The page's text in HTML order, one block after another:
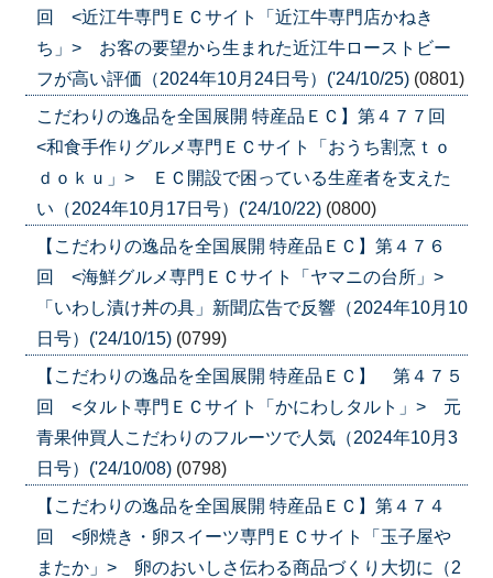
回 <近江牛専門ＥＣサイト「近江牛専門店かねき
ち」> お客の要望から生まれた近江牛ローストビー
フが高い評価（2024年10月24日号）('24/10/25) (0801)
こだわりの逸品を全国展開 特産品ＥＣ】第４７７回
<和食手作りグルメ専門ＥＣサイト「おうち割烹ｔｏ
ｄｏｋｕ」> ＥＣ開設で困っている生産者を支えた
い（2024年10月17日号）('24/10/22) (0800)
【こだわりの逸品を全国展開 特産品ＥＣ】第４７６
回 <海鮮グルメ専門ＥＣサイト「ヤマニの台所」>
「いわし漬け丼の具」新聞広告で反響（2024年10月10
日号）('24/10/15) (0799)
【こだわりの逸品を全国展開 特産品ＥＣ】 第４７５
回 <タルト専門ＥＣサイト「かにわしタルト」> 元
青果仲買人こだわりのフルーツで人気（2024年10月3
日号）('24/10/08) (0798)
【こだわりの逸品を全国展開 特産品ＥＣ】第４７４
回 <卵焼き・卵スイーツ専門ＥＣサイト「玉子屋や
またか」> 卵のおいしさ伝わる商品づくり大切に（2